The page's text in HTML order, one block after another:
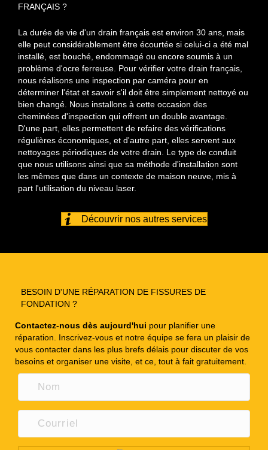
FRANÇAIS ?
La durée de vie d'un drain français est environ 30 ans, mais
elle peut considérablement être écourtée si celui-ci a été mal
installé, est bouché, endommagé ou encore soumis à un
problème d'ocre ferreuse. Pour vérifier votre drain français,
nous réalisons une inspection par caméra pour en
déterminer l'état et savoir s'il doit être simplement nettoyé ou
bien changé. Nous installons à cette occasion des
cheminées d'inspection qui offrent un double avantage.
D'une part, elles permettent de refaire des vérifications
régulières économiques, et d'autre part, elles servent aux
nettoyages périodiques de votre drain. Le type de conduit
que nous utilisons ainsi que sa méthode d'installation sont
les mêmes que dans un contexte de maison neuve, mis à
part l'utilisation du niveau laser.
Découvrir nos autres services
BESOIN D'UNE RÉPARATION DE FISSURES DE
FONDATION ?
Contactez-nous dès aujourd'hui pour planifier une
réparation. Inscrivez-vous et notre équipe se fera un plaisir de
vous contacter dans les plus brefs délais pour discuter de vos
besoins et organiser une visite, et ce, tout à fait gratuitement.